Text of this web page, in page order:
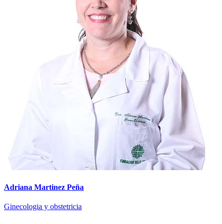
Adriana Martinez Peña
Ginecologia y obstetricia